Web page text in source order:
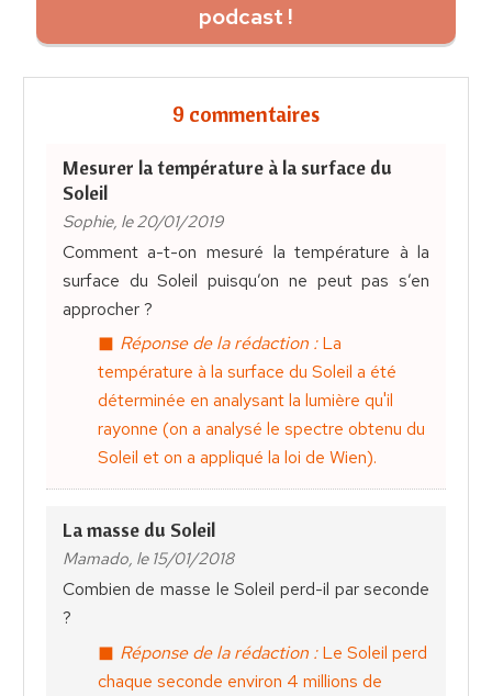
podcast !
9 commentaires
Mesurer la température à la surface du
Soleil
Sophie, le 20/01/2019
Comment a-t-on mesuré la température à la
surface du Soleil puisqu’on ne peut pas s’en
approcher ?
Réponse de la rédaction :La
température à la surface du Soleil a été
déterminée en analysant la lumière qu'il
rayonne (on a analysé le spectre obtenu du
Soleil et on a appliqué la loi de Wien).
La masse du Soleil
Mamado, le 15/01/2018
Combien de masse le Soleil perd-il par seconde
?
Réponse de la rédaction :Le Soleil perd
chaque seconde environ 4 millions de